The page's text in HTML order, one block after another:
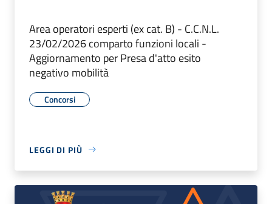
Area operatori esperti (ex cat. B) - C.C.N.L.
23/02/2026 comparto funzioni locali -
Aggiornamento per Presa d'atto esito
negativo mobilità
Concorsi
LEGGI DI PIÙ